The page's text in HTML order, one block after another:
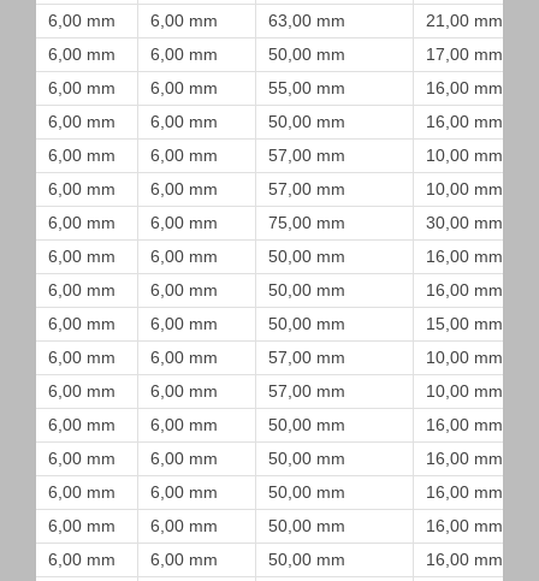
6,00 mm
6,00 mm 63,00 mm
21,00 mm
6,00 mm
6,00 mm 50,00 mm
17,00 mm
6,00 mm
6,00 mm 55,00 mm
16,00 mm
6,00 mm
6,00 mm 50,00 mm
16,00 mm
6,00 mm
6,00 mm 57,00 mm
10,00 mm
6,00 mm
6,00 mm 57,00 mm
10,00 mm
6,00 mm
6,00 mm 75,00 mm
30,00 mm
6,00 mm
6,00 mm 50,00 mm
16,00 mm
6,00 mm
6,00 mm 50,00 mm
16,00 mm
6,00 mm
6,00 mm 50,00 mm
15,00 mm
6,00 mm
6,00 mm 57,00 mm
10,00 mm
6,00 mm
6,00 mm 57,00 mm
10,00 mm
6,00 mm
6,00 mm 50,00 mm
16,00 mm
6,00 mm
6,00 mm 50,00 mm
16,00 mm
6,00 mm
6,00 mm 50,00 mm
16,00 mm
6,00 mm
6,00 mm 50,00 mm
16,00 mm
6,00 mm
6,00 mm 50,00 mm
16,00 mm